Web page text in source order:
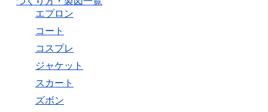
エプロン
コート
コスプレ
ジャケット
スカート
ズボン